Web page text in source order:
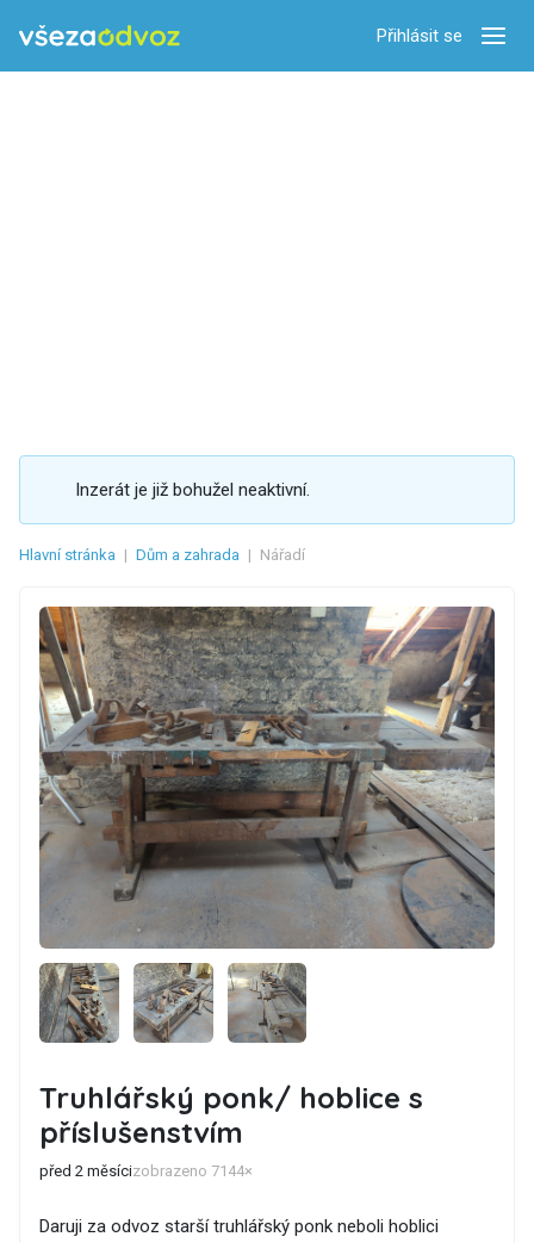
Přihlásit se
Inzerát je již bohužel neaktivní.
Hlavní stránka | Dům a zahrada | Nářadí
Truhlářský ponk/ hoblice s
příslušenstvím
před 2 měsícizobrazeno 7144×
Daruji za odvoz starší truhlářský ponk neboli hoblici